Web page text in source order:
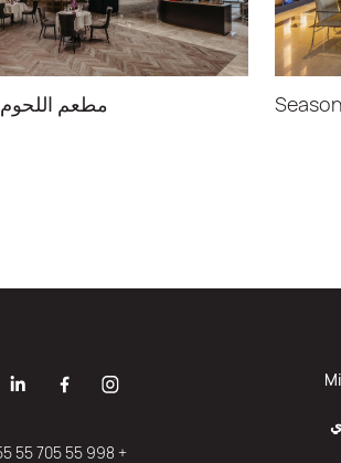
مطعم اللحوم El Sabor
+ 998 55 705 55 55